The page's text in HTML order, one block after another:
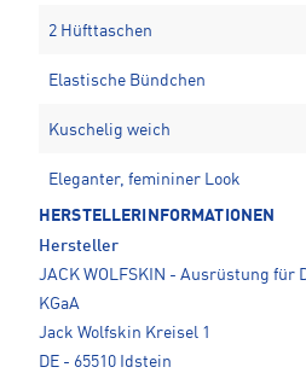
2 Hüfttaschen
Elastische Bündchen
Kuschelig weich
Eleganter, femininer Look
HERSTELLERINFORMATIONEN
Hersteller
JACK WOLFSKIN - Ausrüstung für
KGaA
Jack Wolfskin Kreisel 1
DE - 65510 Idstein